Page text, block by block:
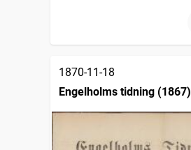
1870-11-18
Engelholms tidning (1867)